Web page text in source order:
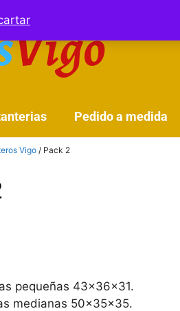
Pedido a medida
Vigo / Pack 2
pequeñas 43x36x31.
medianas 50x35x35.